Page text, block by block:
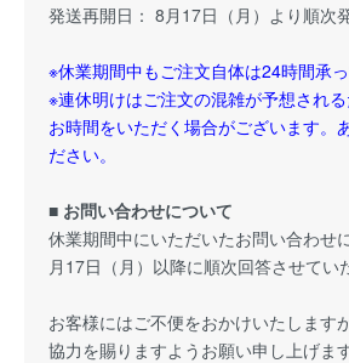
発送再開日： 8月17日（月）より順次
※休業期間中もご注文自体は24時間承っ
※連休明けはご注文の混雑が予想され
お時間をいただく場合がございます。
ださい。
■ お問い合わせについて
休業期間中にいただいたお問い合わせ
月17日（月）以降に順次回答させてい
お客様にはご不便をおかけいたします
協力を賜りますようお願い申し上げます